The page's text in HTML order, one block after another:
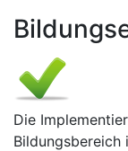
Die
Bildungsbereich